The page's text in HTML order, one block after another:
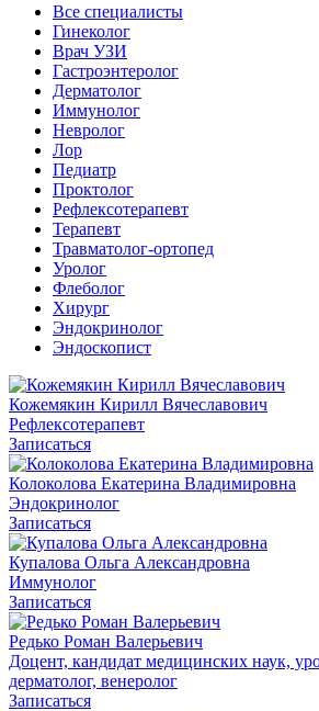
Все специалисты
Гинеколог
Врач УЗИ
Гастроэнтеролог
Дерматолог
Иммунолог
Невролог
Лор
Педиатр
Проктолог
Рефлексотерапевт
Терапевт
Травматолог-ортопед
Уролог
Флеболог
Хирург
Эндокринолог
Эндоскопист
Кожемякин Кирилл Вячеславович
Рефлексотерапевт
Записаться
Колоколова Екатерина Владимировна
Эндокринолог
Записаться
Купалова Ольга Александровна
Иммунолог
Записаться
Редько Роман Валерьевич
Доцент, кандидат медицинских наук,
дерматолог, венеролог
Записаться